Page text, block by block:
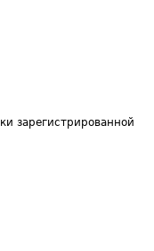
зарегистрированной